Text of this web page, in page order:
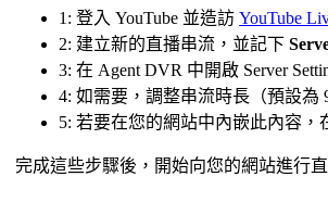
1: 登入 YouTube 並造訪YouTube
2: 建立新的直播串流，並記下
3: 在 Agent DVR 中開啟 Server
4: 如需要，調整串流時長（預設為
5: 若要在您的網站中內嵌此內容，
完成這些步驟後，開始向您的網站進行直